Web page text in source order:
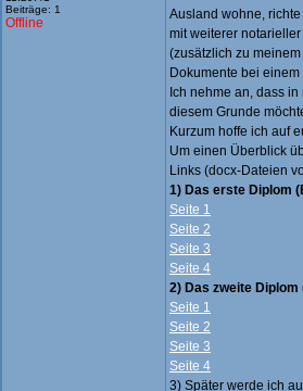
Beiträge: 1
Offline
Ausland wohne,
mit weiterer
(zusätzlich zu
Dokumente bei
Ich nehme an, dass
diesem Grunde
Kurzum hoffe ich auf
Um einen Überblick
Links (docx-Dateien
1) Das erste Diplom
Seite 1
Seite 2
Seite 3
Seite 4
2) Das zweite
Seite 1
Seite 2
Seite 3
Seite 4
3) Später werde ich